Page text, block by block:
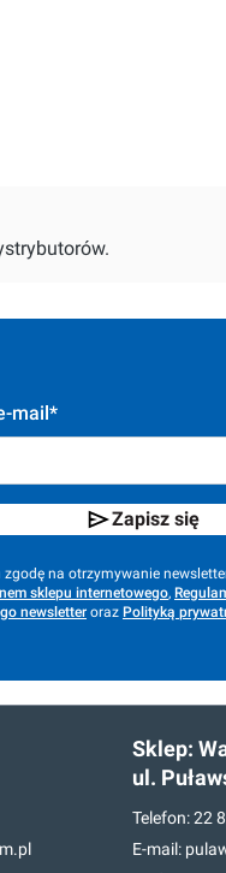
mail*
Zapisz się
zgodę na otrzymywanie
sklepu internetowego,
newsletter oraz Polityką
Sklep:
ul.
Telefon:22
E-mail: